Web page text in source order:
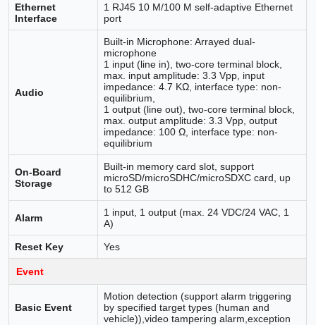
Ethernet
Interface
1 RJ45 10 M/100 M self-adaptive Ethernet
port
Audio
Built-in Microphone: Arrayed dual-
microphone
1 input (line in), two-core terminal block,
max. input amplitude: 3.3 Vpp, input
impedance: 4.7 KΩ, interface type: non-
equilibrium,
1 output (line out), two-core terminal block,
max. output amplitude: 3.3 Vpp, output
impedance: 100 Ω, interface type: non-
equilibrium
On-Board
Storage
Built-in memory card slot, support
microSD/microSDHC/microSDXC card, up
to 512 GB
Alarm
1 input, 1 output (max. 24 VDC/24 VAC, 1
A)
Reset Key Yes
Event
Basic Event
Motion detection (support alarm triggering
by specified target types (human and
vehicle)),video tampering alarm,exception